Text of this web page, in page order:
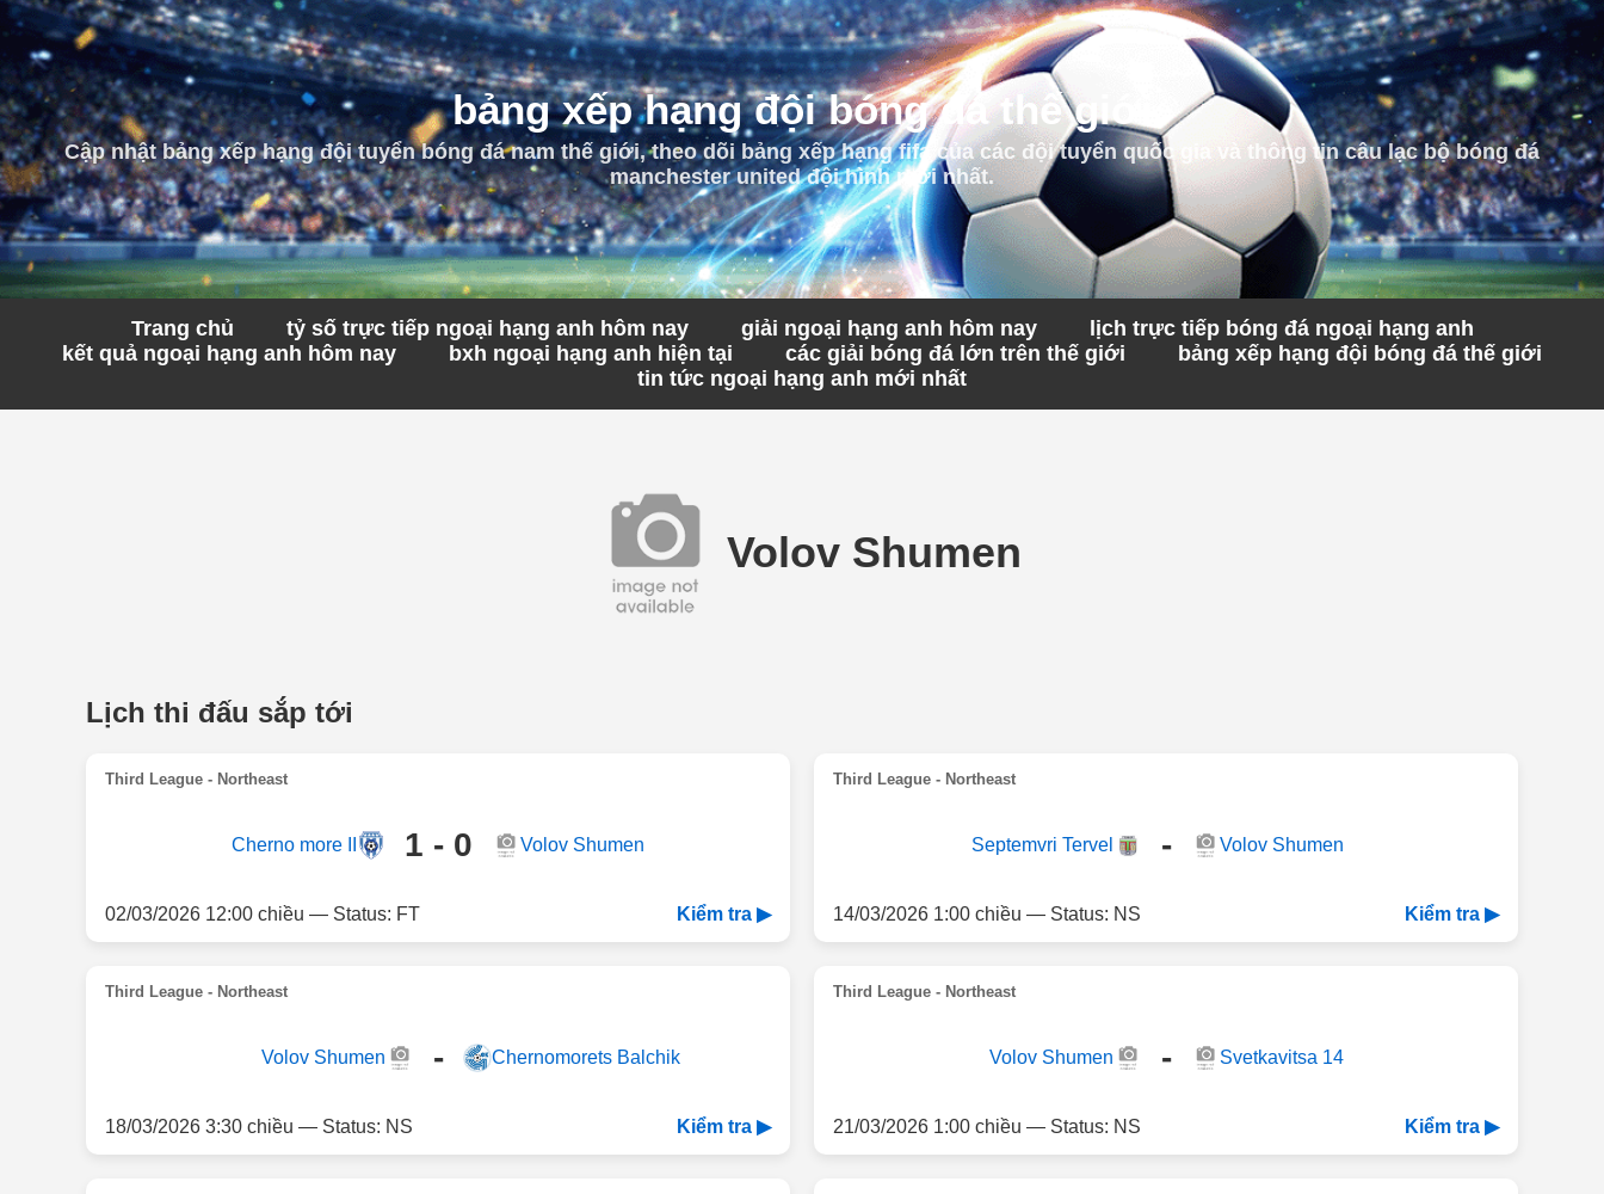
bảng xếp hạng đội bóng đá thế giới
Cập nhật bảng xếp hạng đội tuyển bóng đá nam thế giới, theo dõi bảng xếp hạng fifa của các đội tuyển quốc gia và thông tin câu lạc bộ bóng đá
manchester united đội hình mới nhất.
Trang chủ tỷ số trực tiếp ngoại hạng anh hôm nay giải ngoại hạng anh hôm nay
lịch trực tiếp bóng đá ngoại hạng anh
kết quả ngoại hạng anh hôm nay
bxh ngoại hạng anh hiện tại các giải bóng đá lớn trên thế giới
bảng xếp hạng đội bóng đá thế giới
tin tức ngoại hạng anh mới nhất
Volov Shumen
Lịch thi đấu sắp tới
Third League - Northeast
Cherno more II 1 - 0 Volov Shumen
02/03/2026 12:00 chiều — Status: FT Kiểm tra ▶
Third League - Northeast
Septemvri Tervel - Volov Shumen
14/03/2026 1:00 chiều — Status: NS Kiểm tra ▶
Third League - Northeast
Volov Shumen - Chernomorets Balchik
18/03/2026 3:30 chiều — Status: NS Kiểm tra ▶
Third League - Northeast
Volov Shumen - Svetkavitsa 14
21/03/2026 1:00 chiều — Status: NS Kiểm tra ▶